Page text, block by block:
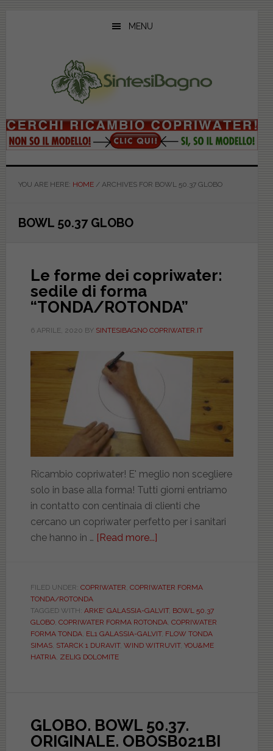
MENU
YOU ARE HERE: HOME /ARCHIVES FOR BOWL 50.37 GLOBO
BOWL 50.37 GLOBO
Le forme dei copriwater:
sedile di forma
“TONDA/ROTONDA”
6 APRILE, 2020 BY SINTESIBAGNO COPRIWATER.IT
Ricambio copriwater! E' meglio non scegliere
solo in base alla forma! Tutti giorni entriamo
in contatto con centinaia di clienti che
cercano un copriwater perfetto per i sanitari
che hanno in … [Read more...]
dei
sedile
di
forma
FILED UNDER: COPRIWATER COPRIWATER FORMA
TONDA/ROTONDA
TAGGED WITH: ARKE' GALASSIA-GALVIT, BOWL 50.37
GLOBO, COPRIWATER FORMA ROTONDA, COPRIWATER
FORMA TONDA, EL1 GALASSIA-GALVIT, FLOW TONDA
SIMAS, STARCK 1 DURAVIT, WIND WITRUVIT, YOU&ME
HATRIA, ZELIG DOLOMITE
GLOBO. BOWL 50.37.
ORIGINALE. OBOSB021BI